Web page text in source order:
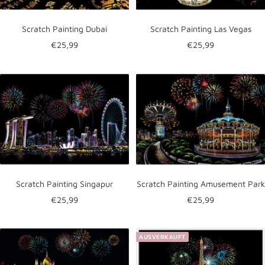
Scratch Painting Dubai
Angebotspreis
€25,99
Scratch Painting Las Vegas
Angebotspreis
€25,99
Scratch Painting Singapur
Angebotspreis
€25,99
Scratch Painting Amusement Park
Angebotspreis
€25,99
AUSVERKAUFT